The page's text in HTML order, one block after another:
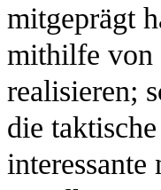
mitgeprägt
mithilfe von
realisieren;
die
interessante